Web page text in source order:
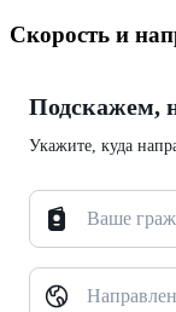
Скорость и
Подскажем,
Укажите, куда
Ваше